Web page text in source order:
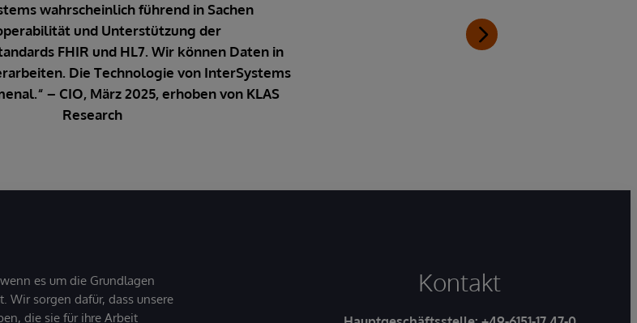
wahrscheinlich führend in Sachen
und Unterstützung der
FHIR und HL7. Wir können Daten in
Die Technologie von InterSystems
– CIO, März 2025, erhoben von KLAS
Research
es um die Grundlagen
Wir sorgen dafür, dass unsere
die sie für ihre Arbeit
Kontakt